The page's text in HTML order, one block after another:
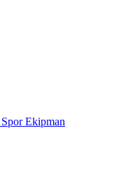
Spor Ekipman